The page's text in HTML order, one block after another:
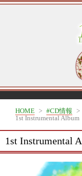
HOME > #CD情報 >
1st Instrumental
1st Instrumental